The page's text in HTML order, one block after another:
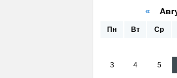
«
Пн Вт Ср
3 4 5